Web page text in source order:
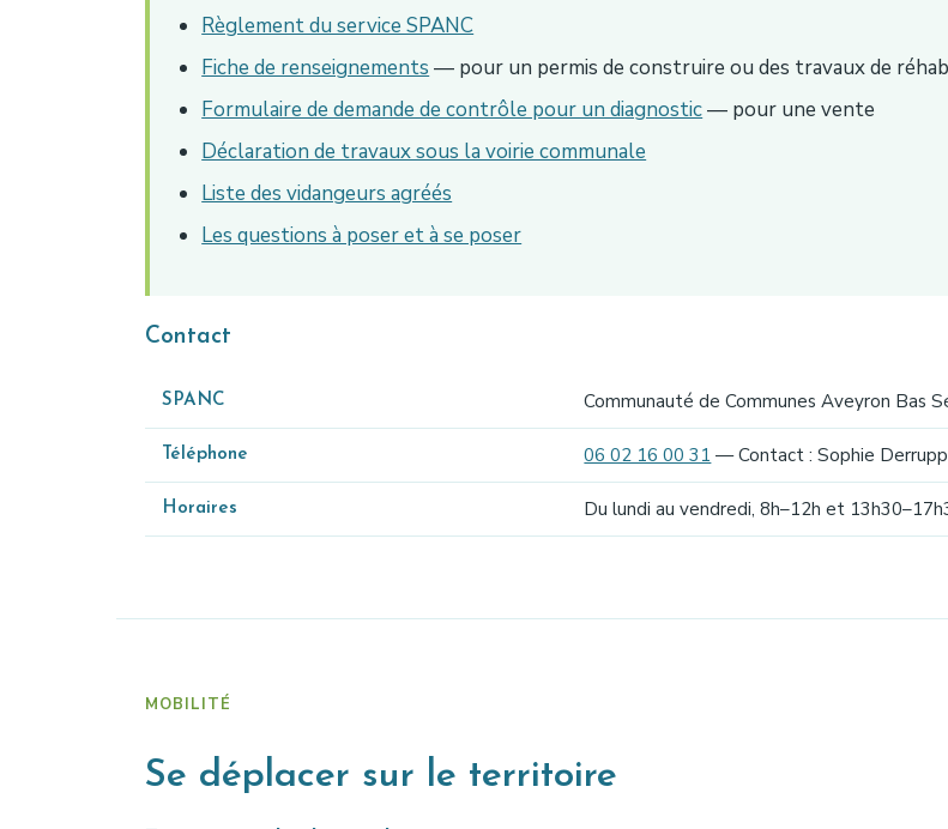
Règlement du service SPANC
Fiche de renseignements — pour un permis de construire ou des travaux de
Formulaire de demande de contrôle pour un diagnostic— pour une vente
Déclaration de travaux sous la voirie communale
Liste des vidangeurs agréés
Les questions à poser et à se poser
Contact
SPANC Communauté de Communes Aveyron Bas
Téléphone 06 02 16 00 31 — Contact : Sophie
Horaires Du lundi au vendredi, 8h–12h et
MOBILITÉ
Se déplacer sur le territoire